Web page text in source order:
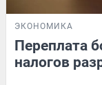
ЭКОНОМИКА
Переплата
налогов